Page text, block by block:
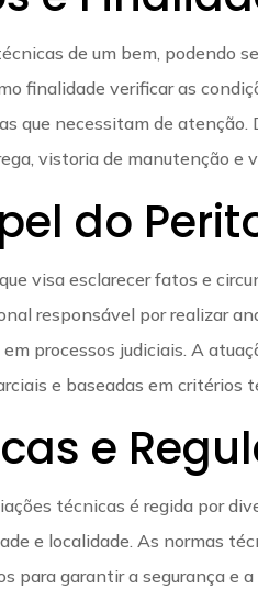
de um bem, podendo
finalidade verificar as
que necessitam de
vistoria de manutenção e
do
visa esclarecer fatos e
responsável por realizar
processos judiciais. A
e baseadas em critérios
e
técnicas é regida por
e localidade. As normas
para garantir a segurança e